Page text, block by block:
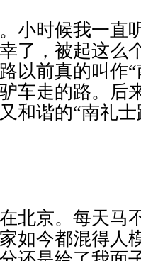
小时候我一直
了，被起这么
以前真的叫作
车走的路。后
和谐的“南礼
北京。每天马
如今都混得人